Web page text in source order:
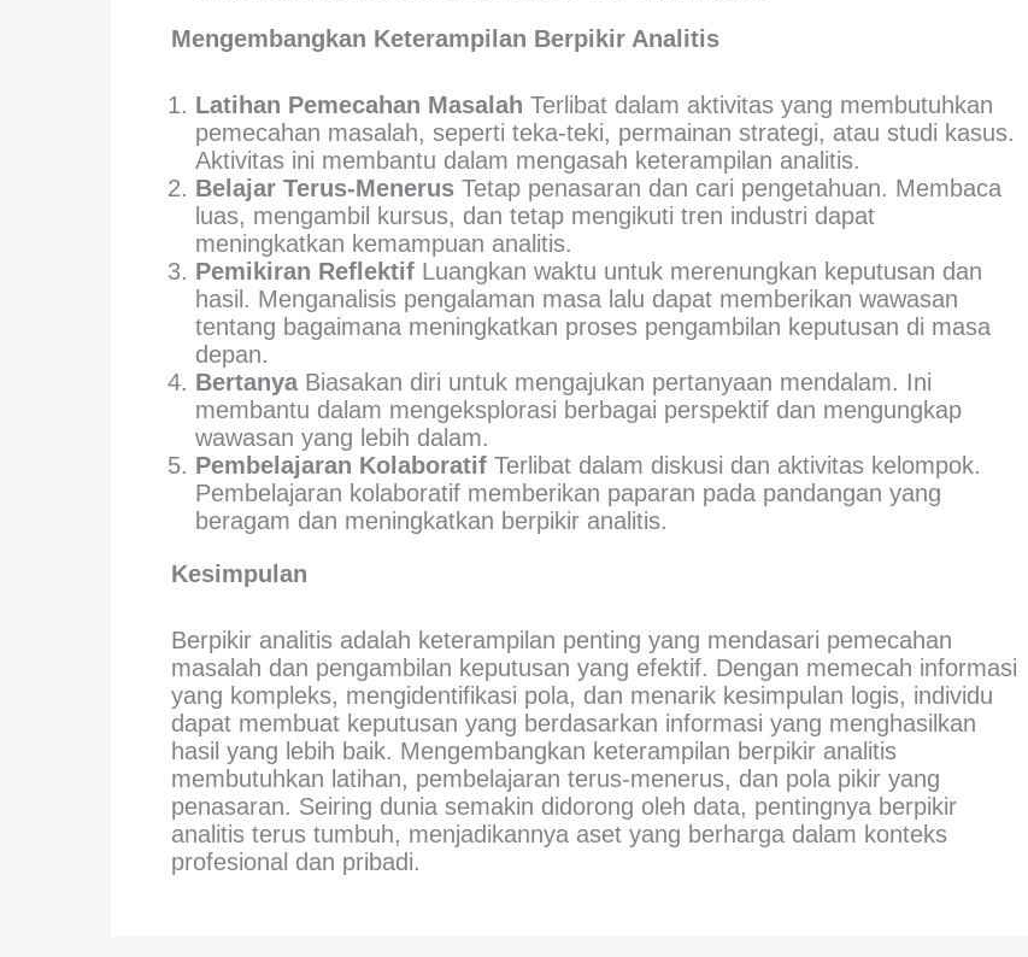
Mengembangkan Keterampilan Berpikir Analitis
Latihan Pemecahan Masalah Terlibat dalam aktivitas yang membutuhkan
pemecahan masalah, seperti teka-teki, permainan strategi, atau studi kasus.
Aktivitas ini membantu dalam mengasah keterampilan analitis.
Belajar Terus-Menerus Tetap penasaran dan cari pengetahuan. Membaca
luas, mengambil kursus, dan tetap mengikuti tren industri dapat
meningkatkan kemampuan analitis.
Pemikiran Reflektif Luangkan waktu untuk merenungkan keputusan dan
hasil. Menganalisis pengalaman masa lalu dapat memberikan wawasan
tentang bagaimana meningkatkan proses pengambilan keputusan di masa
depan.
BertanyaBiasakan diri untuk mengajukan pertanyaan mendalam. Ini
membantu dalam mengeksplorasi berbagai perspektif dan mengungkap
wawasan yang lebih dalam.
Pembelajaran Kolaboratif Terlibat dalam diskusi dan aktivitas kelompok.
Pembelajaran kolaboratif memberikan paparan pada pandangan yang
beragam dan meningkatkan berpikir analitis.
Kesimpulan
Berpikir analitis adalah keterampilan penting yang mendasari pemecahan
masalah dan pengambilan keputusan yang efektif. Dengan memecah informasi
yang kompleks, mengidentifikasi pola, dan menarik kesimpulan logis, individu
dapat membuat keputusan yang berdasarkan informasi yang menghasilkan
hasil yang lebih baik. Mengembangkan keterampilan berpikir analitis
membutuhkan latihan, pembelajaran terus-menerus, dan pola pikir yang
penasaran. Seiring dunia semakin didorong oleh data, pentingnya berpikir
analitis terus tumbuh, menjadikannya aset yang berharga dalam konteks
profesional dan pribadi.